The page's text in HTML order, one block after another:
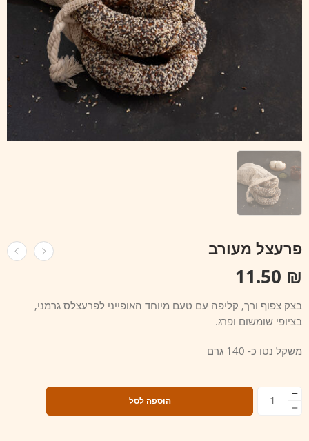
פרעצל מעורב
₪
בצק צפוף ורך, קליפה עם טעם מיוחד האופייני לפרעצלס גרמני,
בציופי שומשום ופרג.
משקל נטו כ- 140 גרם
הוספה לסל